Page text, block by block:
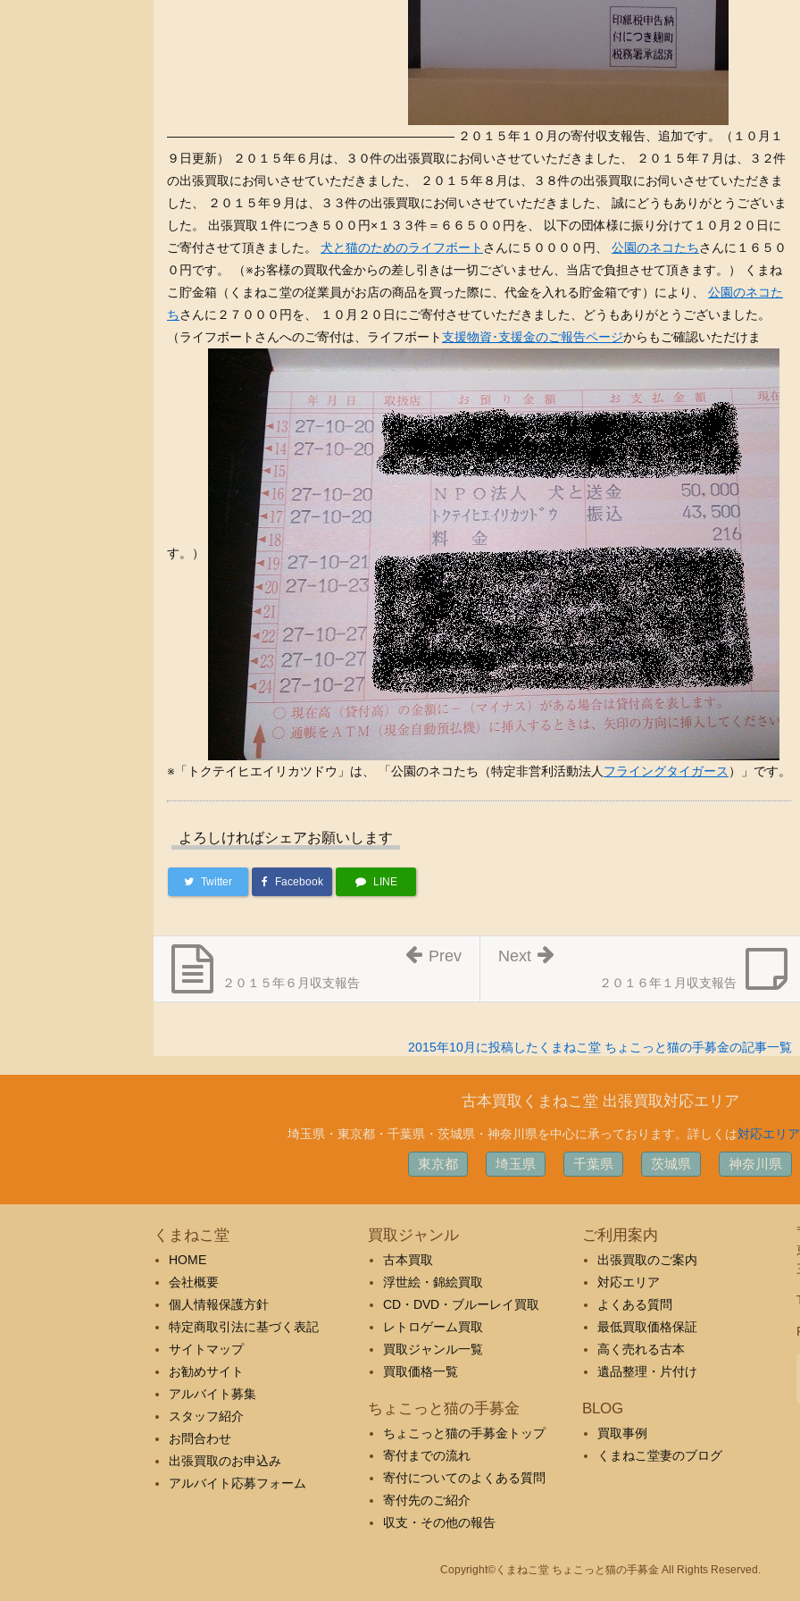
——————————————————————— ２０１５年１０月の寄付収支報告、追加です。（１０月１
９日更新） ２０１５年６月は、３０件の出張買取にお伺いさせていただきました、 ２０１５年７月は、３２件
の出張買取にお伺いさせていただきました、 ２０１５年８月は、３８件の出張買取にお伺いさせていただきま
した、 ２０１５年９月は、３３件の出張買取にお伺いさせていただきました、 誠にどうもありがとうございま
した。 出張買取１件につき５００円×１３３件＝６６５００円を、 以下の団体様に振り分けて１０月２０日に
ご寄付させて頂きました。 犬と猫のためのライフボート さんに５００００円、 公園のネコたちさんに１６５０
０円です。 （※お客様の買取代金からの差し引きは一切ございません、当店で負担させて頂きます。） くまね
こ貯金箱（くまねこ堂の従業員がお店の商品を買った際に、代金を入れる貯金箱です）により、 公園のネコた
ちさんに２７０００円を、 １０月２０日にご寄付させていただきました、どうもありがとうございました。
（ライフボートさんへのご寄付は、ライフボート支援物資･支援金のご報告ページからもご確認いただけま
す。）
※「トクテイヒエイリカツドウ」は、 「公園のネコたち（特定非営利活動法人 フライングタイガース ）」です。
よろしければシェアお願いします
Twitter Facebook LINE
２０１６年１月収支報告
Next
２０１５年６月収支報告
Prev
2015年10月に投稿したくまねこ堂 ちょこっと猫の手募金の記事一覧
古本買取くまねこ堂 出張買取対応エリア
埼玉県・東京都・千葉県・茨城県・神奈川県を中心に承っております。詳しくは対応エリア
東京都 埼玉県 千葉県 茨城県 神奈川県
くまねこ堂
HOME
会社概要
個人情報保護方針
特定商取引法に基づく表記
サイトマップ
お勧めサイト
アルバイト募集
スタッフ紹介
お問合わせ
出張買取のお申込み
アルバイト応募フォーム
買取ジャンル
古本買取
浮世絵・錦絵買取
CD・DVD・ブルーレイ買取
レトロゲーム買取
買取ジャンル一覧
買取価格一覧
ちょこっと猫の手募金
ちょこっと猫の手募金トップ
寄付までの流れ
寄付についてのよくある質問
寄付先のご紹介
収支・その他の報告
ご利用案内
出張買取のご案内
対応エリア
よくある質問
最低買取価格保証
高く売れる古本
遺品整理・片付け
BLOG
買取事例
くまねこ堂妻のブログ
Copyright©くまねこ堂 ちょこっと猫の手募金 All Rights Reserved.